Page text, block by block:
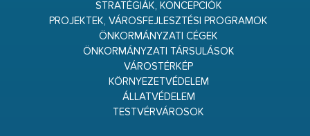
STRATÉGIÁK, KONCEPCIÓK
PROJEKTEK, VÁROSFEJLESZTÉSI PROGRAMOK
ÖNKORMÁNYZATI CÉGEK
ÖNKORMÁNYZATI TÁRSULÁSOK
VÁROSTÉRKÉP
KÖRNYEZETVÉDELEM
ÁLLATVÉDELEM
TESTVÉRVÁROSOK